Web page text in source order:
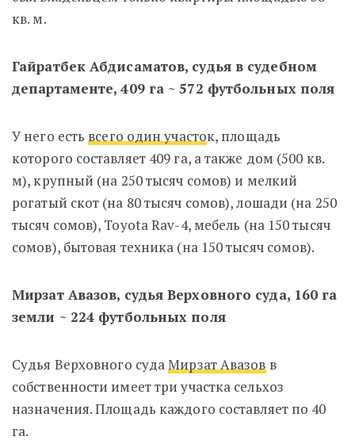
кв. м.
Гайратбек Абдисаматов, судья в судебном
департаменте, 409 га ~ 572 футбольных поля
У него есть всего один участок, площадь
которого составляет 409 га, а также дом (500 кв.
м), крупный (на 250 тысяч сомов) и мелкий
рогатый скот (на 80 тысяч сомов), лошади (на 250
тысяч сомов), Toyota Rav-4, мебель (на 150 тысяч
сомов), бытовая техника (на 150 тысяч сомов).
Мирзат Авазов, судья Верховного суда, 160 га
земли ~ 224 футбольных поля
Судья Верховного судаМирзат Авазов в
собственности имеет три участка сельхоз
назначения. Площадь каждого составляет по 40
га.